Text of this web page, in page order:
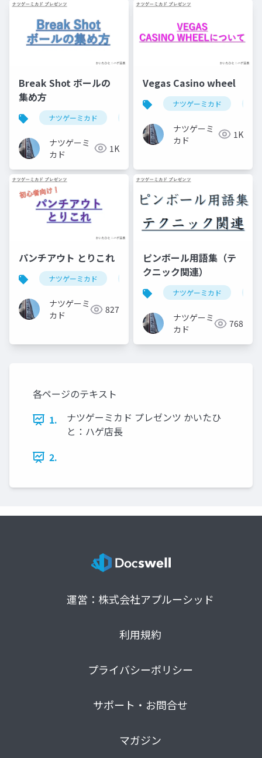
Break Shot ボールの
集め方
ナツゲーミカド
ナツゲーミ
カド
1K
Vegas Casino wheel
ナツゲーミカド
ナツゲーミ
カド
1K
パンチアウト とりこれ
ナツゲーミカド パンチアウト
ナツゲーミ
カド
827
ピンボール用語集（テ
クニック関連）
ナツゲーミカド
ナツゲーミ
カド
768
各ページのテキスト
1.
ナツゲーミカド プレゼンツ かいたひ
と：ハゲ店長
2.
運営：株式会社アプルーシッド
利用規約
プライバシーポリシー
サポート・お問合せ
マガジン